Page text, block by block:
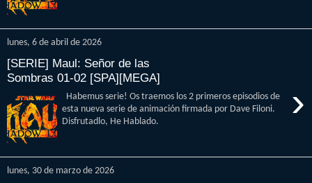
lunes, 6 de abril de 2026
[SERIE] Maul: Señor de las
Sombras 01-02 [SPA][MEGA]
›
Habemus serie! Os traemos los 2 primeros episodios de
esta nueva serie de animación firmada por Dave Filoni.
Disfrutadlo, He Hablado.
lunes, 30 de marzo de 2026